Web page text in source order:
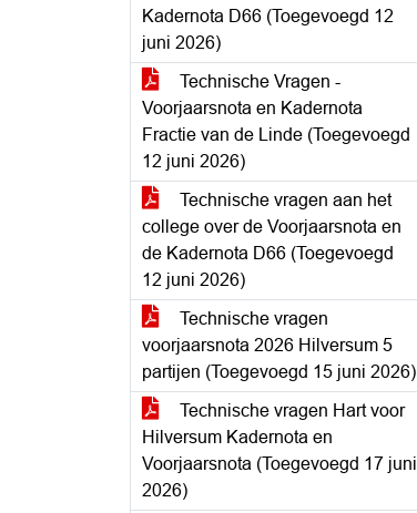
Kadernota D66 (Toegevoegd 12
juni 2026)
Technische Vragen -
Voorjaarsnota en Kadernota
Fractie van de Linde (Toegevoegd
12 juni 2026)
Technische vragen aan het
college over de Voorjaarsnota en
de Kadernota D66 (Toegevoegd
12 juni 2026)
Technische vragen
voorjaarsnota 2026 Hilversum 5
partijen (Toegevoegd 15 juni 2026)
Technische vragen Hart voor
Hilversum Kadernota en
Voorjaarsnota (Toegevoegd 17 juni
2026)